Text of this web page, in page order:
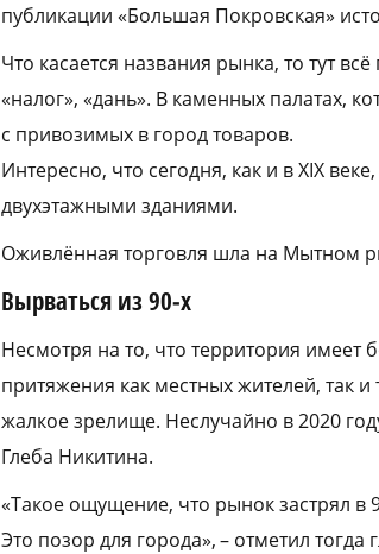
публикации «Большая Покровская»
Что касается названия рынка, то тут
«налог», «дань». В каменных палатах,
с привозимых в город товаров.
Интересно, что сегодня, как и в ХIХ
двухэтажными зданиями.
Оживлённая торговля шла на Мытном
Вырваться из 90‑х
Несмотря на то, что территория
притяжения как местных жителей, так
жалкое зрелище. Неслучайно в 2020
Глеба Никитина.
«Такое ощущение, что рынок застрял в
Это позор для города», – отметил тогда